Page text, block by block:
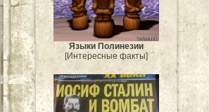
Языки Полинезии
[Интересные факты]